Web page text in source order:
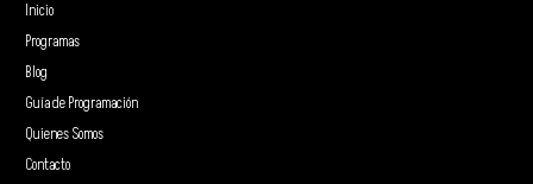
Inicio
Programas
Blog
Guía de Programación
Quienes Somos
Contacto